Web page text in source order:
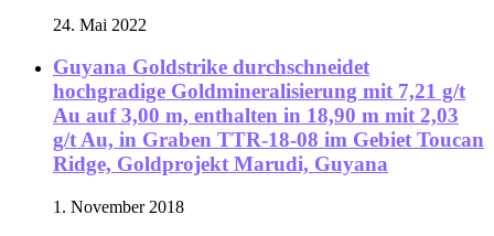
24. Mai 2022
Guyana Goldstrike durchschneidet
hochgradige Goldmineralisierung mit 7,21 g/t
Au auf 3,00 m, enthalten in 18,90 m mit 2,03
g/t Au, in Graben TTR-18-08 im Gebiet Toucan
Ridge, Goldprojekt Marudi, Guyana
1. November 2018